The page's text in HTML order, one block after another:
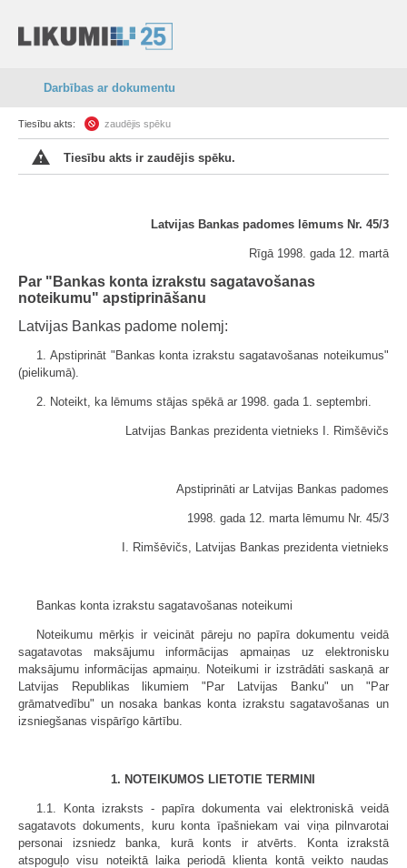
Darbības ar dokumentu
Tiesību akts: zaudējis spēku
Tiesību akts ir zaudējis spēku.
Latvijas Bankas padomes lēmums Nr. 45/3
Rīgā 1998. gada 12. martā
Par "Bankas konta izrakstu sagatavošanas
noteikumu" apstiprināšanu
Latvijas Bankas padome nolemj:
1. Apstiprināt "Bankas konta izrakstu sagatavošanas noteikumus"
(pielikumā).
2. Noteikt, ka lēmums stājas spēkā ar 1998. gada 1. septembri.
Latvijas Bankas prezidenta vietnieks I. Rimšēvičs
Apstiprināti ar Latvijas Bankas padomes
1998. gada 12. marta lēmumu Nr. 45/3
I. Rimšēvičs, Latvijas Bankas prezidenta vietnieks
Bankas konta izrakstu sagatavošanas noteikumi
Noteikumu mērķis ir veicināt pāreju no papīra dokumentu veidā
sagatavotas maksājumu informācijas apmaiņas uz elektronisku
maksājumu informācijas apmaiņu. Noteikumi ir izstrādāti saskaņā ar
Latvijas Republikas likumiem "Par Latvijas Banku" un "Par
grāmatvedību" un nosaka bankas konta izrakstu sagatavošanas un
izsniegšanas vispārīgo kārtību.
1. NOTEIKUMOS LIETOTIE TERMINI
1.1. Konta izraksts - papīra dokumenta vai elektroniskā veidā
sagatavots dokuments, kuru konta īpašniekam vai viņa pilnvarotai
personai izsniedz banka, kurā konts ir atvērts. Konta izrakstā
atspoguļo visu noteiktā laika periodā klienta kontā veikto naudas